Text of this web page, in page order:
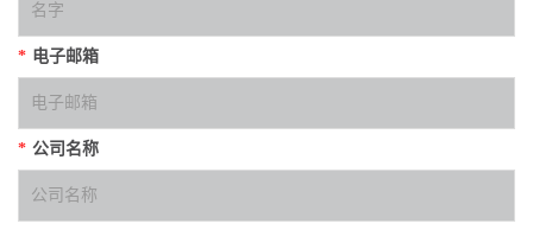
* 电子邮箱
* 公司名称